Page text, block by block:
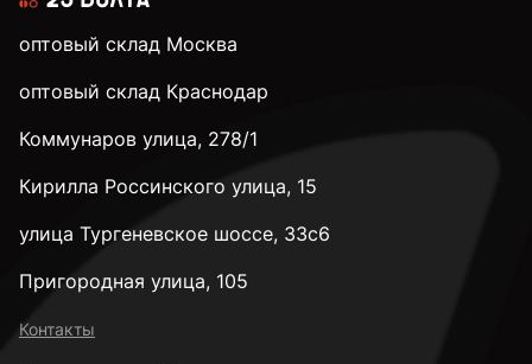
оптовый склад Москва
оптовый склад Краснодар
Коммунаров улица, 278/1
Кирилла Россинского улица, 15
улица Тургеневское шоссе, 33с6
Пригородная улица, 105
Контакты